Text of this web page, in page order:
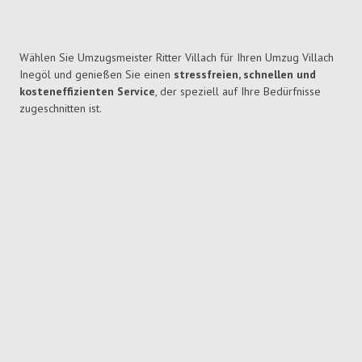
Wählen Sie Umzugsmeister Ritter Villach für Ihren Umzug Villach
Inegöl und genießen Sie einen stressfreien, schnellen und
kosteneffizienten Service, der speziell auf Ihre Bedürfnisse
zugeschnitten ist.